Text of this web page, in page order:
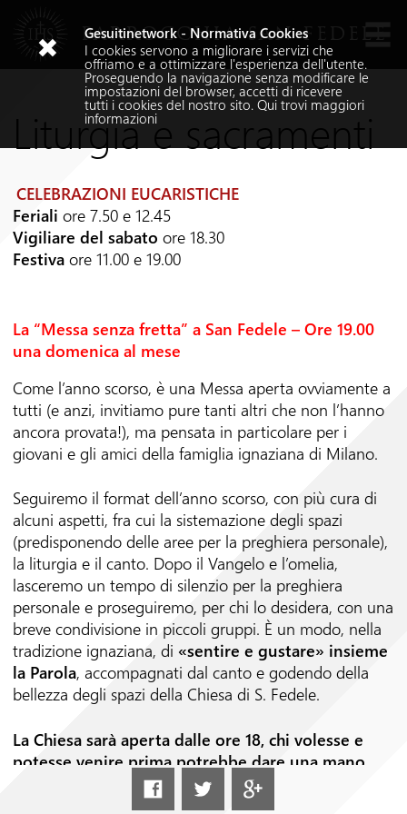
PARROCCHIA SAN FEDELE
Liturgia e sacramenti
CELEBRAZIONI EUCARISTICHE
Feriali ore 7.50 e 12.45
Vigiliare del sabato ore 18.30
Festivaore 11.00 e 19.00
La “Messa senza fretta” a San Fedele – Ore 19.00
una domenica al mese
Come l’anno scorso, è una Messa aperta ovviamente a
tutti (e anzi, invitiamo pure tanti altri che non l’hanno
ancora provata!), ma pensata in particolare per i
giovani e gli amici della famiglia ignaziana di Milano.
Seguiremo il format dell’anno scorso, con più cura di
alcuni aspetti, fra cui la sistemazione degli spazi
(predisponendo delle aree per la preghiera personale),
la liturgia e il canto. Dopo il Vangelo e l’omelia,
lasceremo un tempo di silenzio per la preghiera
personale e proseguiremo, per chi lo desidera, con una
breve condivisione in piccoli gruppi. È un modo, nella
tradizione ignaziana, di «sentire e gustare» insieme
la Parola, accompagnati dal canto e godendo della
bellezza degli spazi della Chiesa di S. Fedele.
La Chiesa sarà aperta dalle ore 18, chi volesse e
potesse venire prima potrebbe dare una mano
preziosa nella preparazione degli spazi e per
supportare il coro!
Cerca nel sito
Cerca
Seguici su
Gesuitinetwork - Normativa Cookies
I cookies servono a migliorare i servizi che
offriamo e a ottimizzare l'esperienza dell'utente.
Proseguendo la navigazione senza modificare le
impostazioni del browser, accetti di ricevere
tutti i cookies del nostro sito. Quitrovi maggiori
informazioni